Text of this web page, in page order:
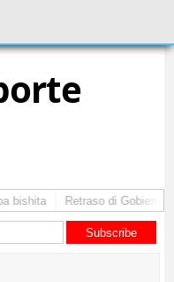
bishita Retraso di Gobierno
Subscribe